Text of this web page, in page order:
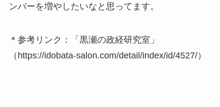
ンバーを増やしたいなと思ってます。
＊参考リンク：「黒瀬の政経研究室」
（https://idobata-salon.com/detail/index/id/4527/）